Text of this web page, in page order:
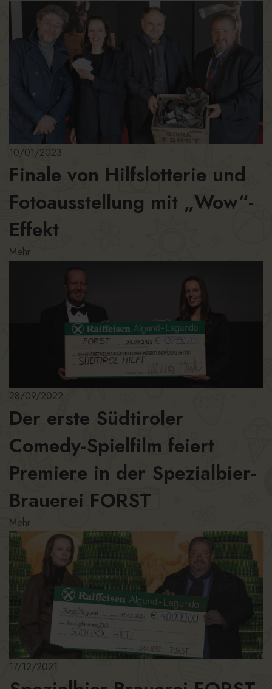
10/01/2023
Finale von Hilfslotterie und
Fotoausstellung mit „Wow“-
Effekt
Mehr
28/09/2022
Der erste Südtiroler
Comedy-Spielfilm feiert
Premiere in der Spezialbier-
Brauerei FORST
Mehr
17/12/2021